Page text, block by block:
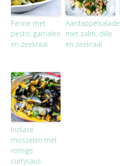
Penne met
pesto, garnalen
en zeekraal
Aardappelsalade
met zalm, dille
en zeekraal
Indiase
mosselen met
romige
currysaus